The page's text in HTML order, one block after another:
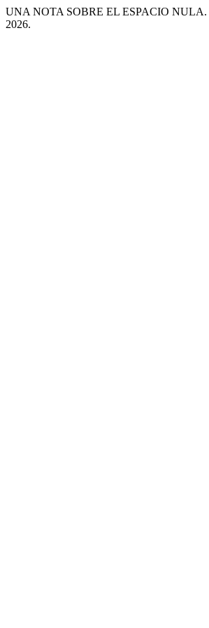
UNA NOTA SOBRE EL ESPACIO NULA.
2026.